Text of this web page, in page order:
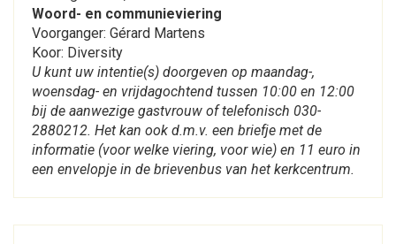
Woord- en communieviering
Voorganger: Gérard Martens
Koor: Diversity
U kunt uw intentie(s) doorgeven op maandag-,
woensdag- en vrijdagochtend tussen 10:00 en 12:00
bij de aanwezige gastvrouw of telefonisch 030-
2880212. Het kan ook d.m.v. een briefje met de
informatie (voor welke viering, voor wie) en 11 euro in
een envelopje in de brievenbus van het kerkcentrum.